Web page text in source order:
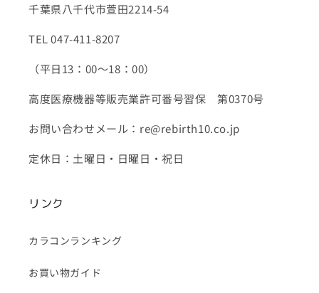
千葉県八千代市萱田2214-54
TEL 047-411-8207
（平日13：00～18：00）
高度医療機器等販売業許可番号習保 第0370号
お問い合わせメール：re@rebirth10.co.jp
定休日：土曜日・日曜日・祝日
リンク
カラコンランキング
お買い物ガイド